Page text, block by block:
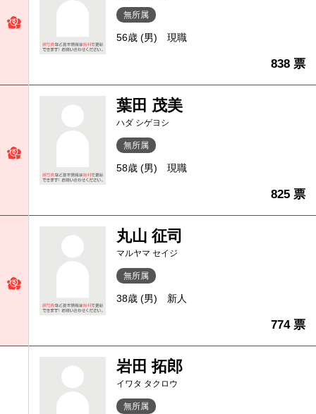
無所属
56歳 (男) 現職
838 票
葉田 茂美
ハダ シゲヨシ
無所属
58歳 (男) 現職
825 票
丸山 征司
マルヤマ セイジ
無所属
38歳 (男) 新人
774 票
岩田 拓郎
イワタ タクロウ
無所属